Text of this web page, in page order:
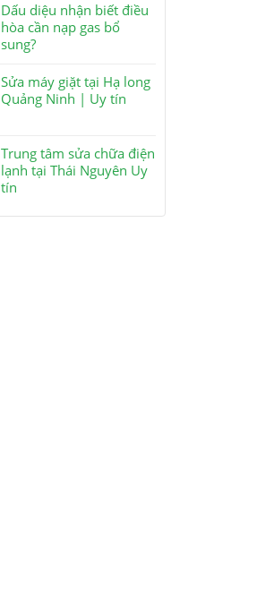
Dấu diệu nhận biết điều
hòa cần nạp gas bổ
sung?
Sửa máy giặt tại Hạ long
Quảng Ninh | Uy tín
Trung tâm sửa chữa điện
lạnh tại Thái Nguyên Uy
tín